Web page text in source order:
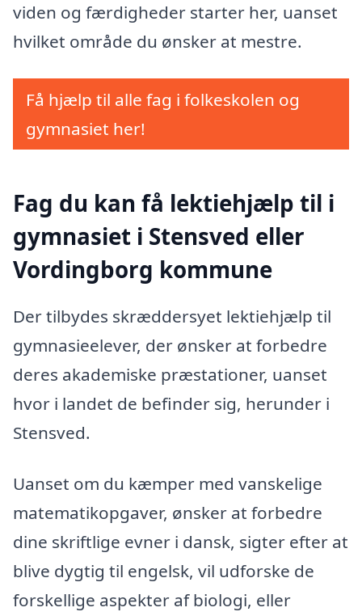
viden og færdigheder starter her, uanset
hvilket område du ønsker at mestre.
Få hjælp til alle fag i folkeskolen og
gymnasiet her!
Fag du kan få lektiehjælp til i
gymnasiet i Stensved eller
Vordingborg kommune
Der tilbydes skræddersyet lektiehjælp til
gymnasieelever, der ønsker at forbedre
deres akademiske præstationer, uanset
hvor i landet de befinder sig, herunder i
Stensved.
Uanset om du kæmper med vanskelige
matematikopgaver, ønsker at forbedre
dine skriftlige evner i dansk, sigter efter at
blive dygtig til engelsk, vil udforske de
forskellige aspekter af biologi, eller